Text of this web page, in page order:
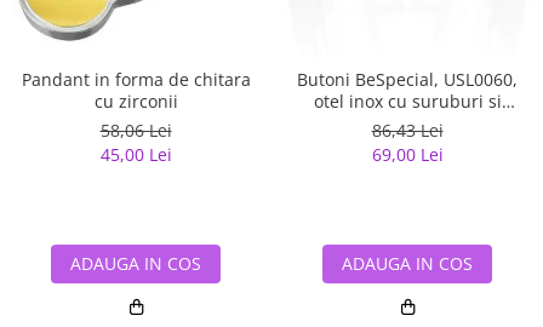
Pandant in forma de chitara
cu zirconii
58,06 Lei
45,00 Lei
ADAUGA IN COS
Butoni BeSpecial, USL0060,
otel inox cu suruburi si
zirconii
86,43 Lei
69,00 Lei
ADAUGA IN COS